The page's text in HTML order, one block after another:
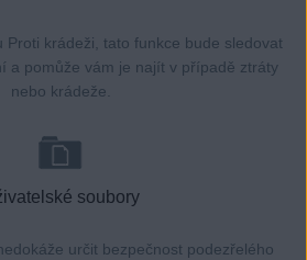
Proti krádeži, tato funkce bude sledovat
a pomůže vám je najít v případě ztráty
nebo krádeže.
soubory
určit bezpečnost podezřelého